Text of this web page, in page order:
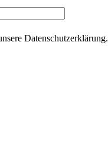
Datenschutzerklärung.